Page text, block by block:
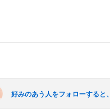
好みのあう人をフォローすると